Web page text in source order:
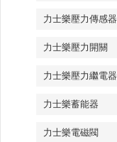
力士樂壓力傳感器
力士樂壓力開關
力士樂壓力繼電器
力士樂蓄能器
力士樂電磁閥